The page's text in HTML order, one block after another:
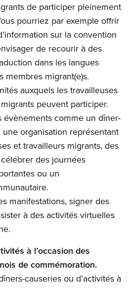
de participer pleinement
pourriez par exemple offrir
sur la convention
de recourir à des
dans les langues
membres migrant(e)s.
auxquels les travailleuses
peuvent participer.
évènements comme un dîner-
organisation représentant
et travailleurs migrants, des
des journées
ou un
manifestations, signer des
à des activités virtuelles
à l’occasion des
de commémoration.
causeries ou d’activités à